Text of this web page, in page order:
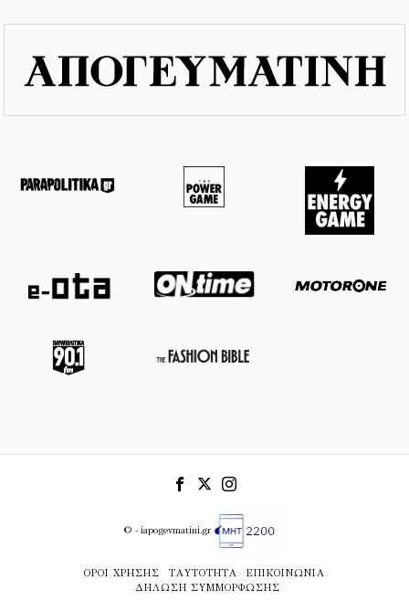
© - iapogevmatini.gr
ΌΡΟΙ ΧΡΉΣΗΣ ΤΑΥΤΌΤΗΤΑ
ΕΠΙΚΟΙΝΩΝΊΑ
ΔΉΛΩΣΗ ΣΥΜΜΌΡΦΩΣΗΣ